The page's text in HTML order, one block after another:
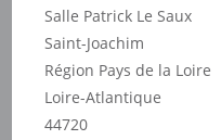
Salle Patrick Le Saux
Saint-Joachim
Région Pays de la Loire
Loire-Atlantique
44720